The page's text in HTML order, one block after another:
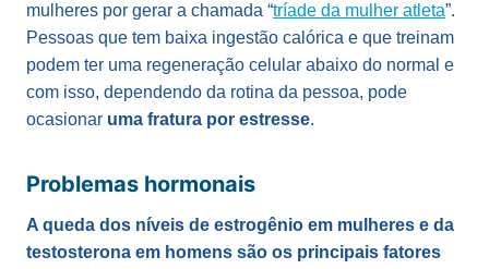
mulheres por gerar a chamada “tríade da mulher atleta”.
Pessoas que tem baixa ingestão calórica e que treinam
podem ter uma regeneração celular abaixo do normal e
com isso, dependendo da rotina da pessoa, pode
ocasionar uma fratura por estresse.
Problemas hormonais
A queda dos níveis de estrogênio em mulheres e da
testosterona em homens são os principais fatores